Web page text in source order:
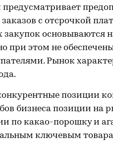
с отсрочкой
основываются
при этом не
Рынок
позиции
бизнеса позиции на
по какао-порошку и
ключевым